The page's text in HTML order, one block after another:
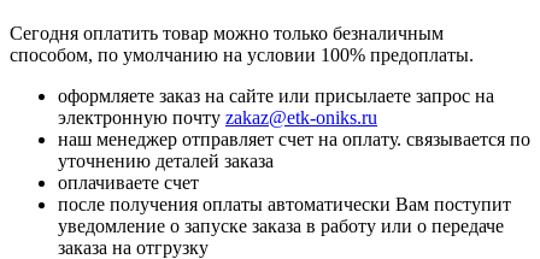
Сегодня оплатить товар можно только безналичным
способом, по умолчанию на условии 100% предоплаты.
оформляете заказ на сайте или присылаете запрос на
электронную почту zakaz@etk-oniks.ru
наш менеджер отправляет счет на оплату. связывается по
уточнению деталей заказа
оплачиваете счет
после получения оплаты автоматически Вам поступит
уведомление о запуске заказа в работу или о передаче
заказа на отгрузку